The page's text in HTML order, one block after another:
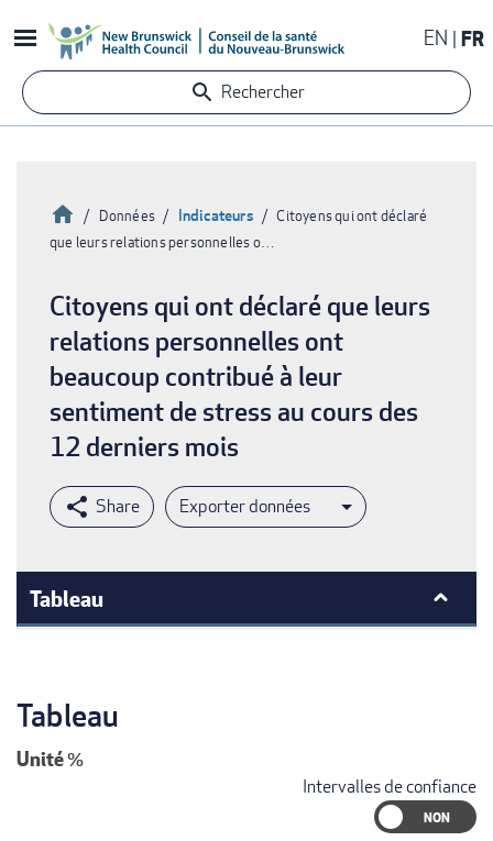
au
contenu
principal
EN FR
Rechercher
Fil
d'Ariane
Accueil
Données Indicateurs
Citoyens qui ont déclaré
que leurs relations personnelles o…
Citoyens qui ont déclaré que leurs
relations personnelles ont
beaucoup contribué à leur
sentiment de stress au cours des
12 derniers mois
Exporter données
Tableau
Tableau
Unité%
Intervalles de confiance